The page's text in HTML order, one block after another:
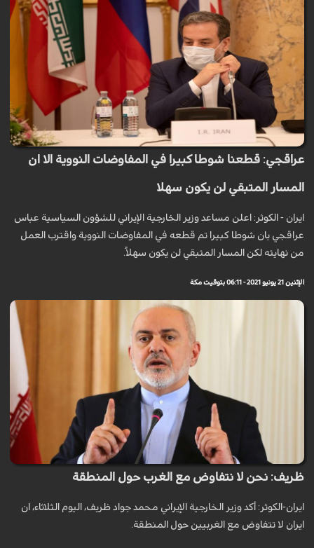
عراقجي: قطعنا شوطا كبيرا في المفاوضات النووية الا ان
المسار المتبقي لن يكون سهلا
ايران - الكوثر: اعلن مساعد وزير الخارجية الإيراني للشؤون السياسية عباس
عراقجي بان شوطا كبيرا تم قطعه في المفاوضات النووية واقترب العمل
من نهايته لكن المسار المتبقي لن يكون سهلاً.
الإثنين 21 يونيو 2021 - 06:11 بتوقيت مكة
ظريف: نحن لا نتفاوض مع الغرب حول المنطقة
ایران-الكوثر: أكد وزير الخارجية الإيراني محمد جواد ظريف، اليوم الثلاثاء، ان
ايران لا تتفاوض مع الغربيين حول المنطقة.